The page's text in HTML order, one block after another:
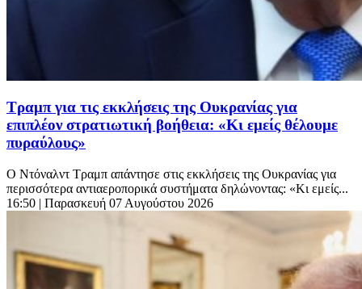
Τραμπ για τις εκκλήσεις της Ουκρανίας για
επιπλέον στρατιωτική βοήθεια: «Κι εμείς θέλουμε
πυραύλους»
Ο Ντόναλντ Τραμπ απάντησε στις εκκλήσεις της Ουκρανίας για
περισσότερα αντιαεροπορικά συστήματα δηλώνοντας: «Κι εμείς...
16:50 | Παρασκευή 07 Αυγούστου 2026